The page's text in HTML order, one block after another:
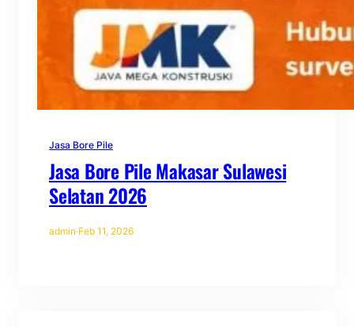
Jasa Bore Pile
Jasa Bore Pile Makasar Sulawesi
Selatan 2026
admin·Feb 11, 2026